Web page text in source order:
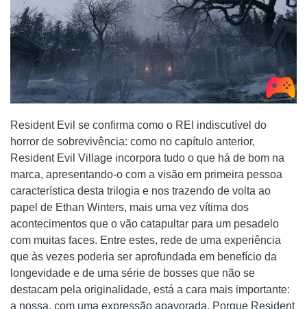
Resident Evil se confirma como o REI indiscutível do
horror de sobrevivência: como no capítulo anterior,
Resident Evil Village incorpora tudo o que há de bom na
marca, apresentando-o com a visão em primeira pessoa
característica desta trilogia e nos trazendo de volta ao
papel de Ethan Winters, mais uma vez vítima dos
acontecimentos que o vão catapultar para um pesadelo
com muitas faces. Entre estes, rede de uma experiência
que às vezes poderia ser aprofundada em benefício da
longevidade e de uma série de bosses que não se
destacam pela originalidade, está a cara mais importante:
a nossa, com uma expressão apavorada. Porque Resident